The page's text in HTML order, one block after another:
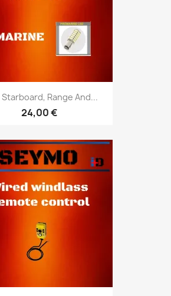
Range And...
24,00 €